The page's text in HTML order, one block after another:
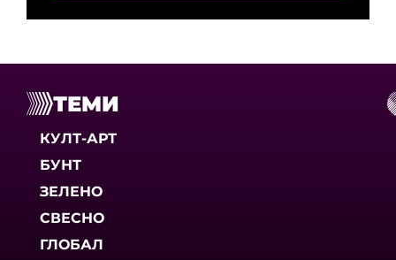
ТЕМИ
КУЛТ-АРТ
БУНТ
ЗЕЛЕНО
СВЕСНО
ГЛОБАЛ